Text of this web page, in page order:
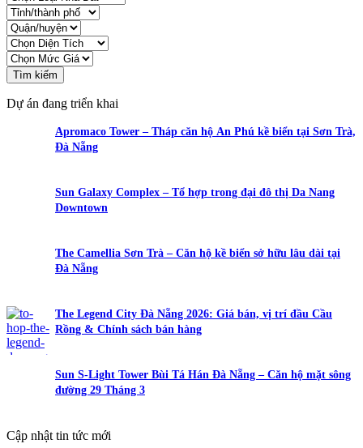
Tìm kiếm
Dự án đang triển khai
Apromaco Tower – Tháp căn hộ An Phú kề biển tại Sơn Trà,
Đà Nẵng
Sun Galaxy Complex – Tổ hợp trong đại đô thị Da Nang
Downtown
The Camellia Sơn Trà – Căn hộ kề biển sở hữu lâu dài tại
Đà Nẵng
The Legend City Đà Nẵng 2026: Giá bán, vị trí đầu Cầu
Rồng & Chính sách bán hàng
Sun S-Light Tower Bùi Tá Hán Đà Nẵng – Căn hộ mặt sông
đường 29 Tháng 3
Cập nhật tin tức mới